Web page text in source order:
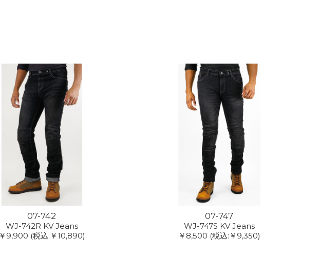
07-742
WJ-742R KV Jeans
￥9,900 (税込:￥10,890)
07-747
WJ-747S KV Jeans
￥8,500 (税込:￥9,350)